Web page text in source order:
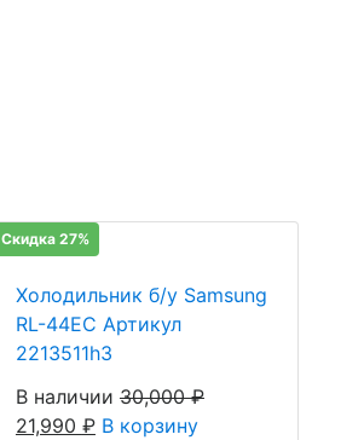
Скидка 27%
Холодильник б/у Samsung
RL-44EC Артикул
2213511h3
В наличии 30,000₽
21,990 ₽ В корзину